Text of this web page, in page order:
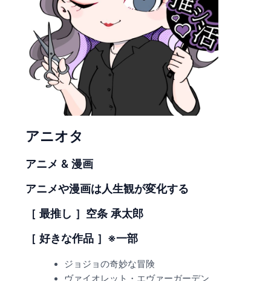
アニオタ
アニメ & 漫画
アニメや漫画は人生観が変化する
［ 最推し ］空条 承太郎
［ 好きな作品 ］※一部
ジョジョの奇妙な冒険
ヴァイオレット・エヴァーガーデン